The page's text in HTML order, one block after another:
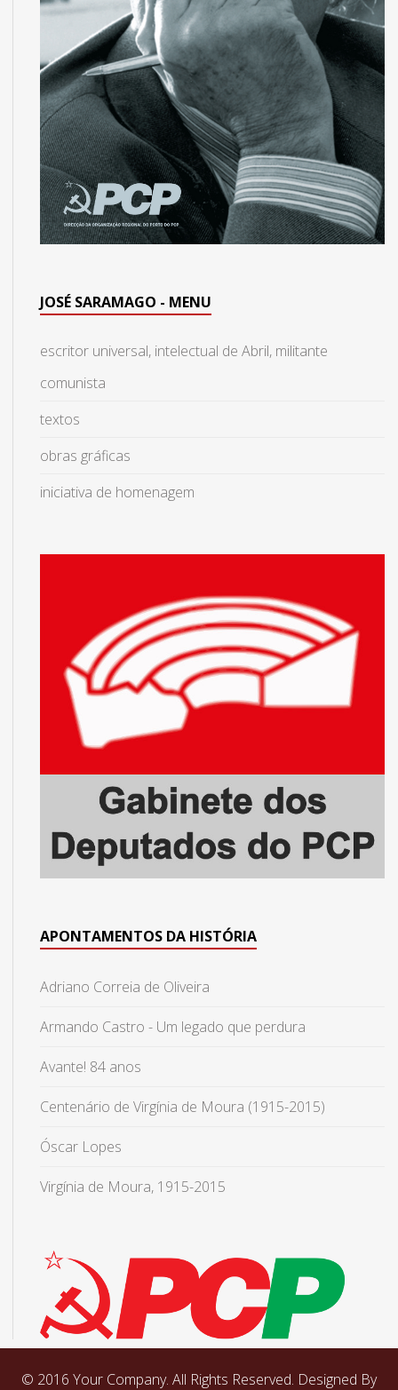
JOSÉ SARAMAGO - MENU
escritor universal, intelectual de Abril, militante
comunista
textos
obras gráficas
iniciativa de homenagem
APONTAMENTOS DA HISTÓRIA
Adriano Correia de Oliveira
Armando Castro - Um legado que perdura
Avante! 84 anos
Centenário de Virgínia de Moura (1915-2015)
Óscar Lopes
Virgínia de Moura, 1915-2015
© 2016 Your Company. All Rights Reserved. Designed By